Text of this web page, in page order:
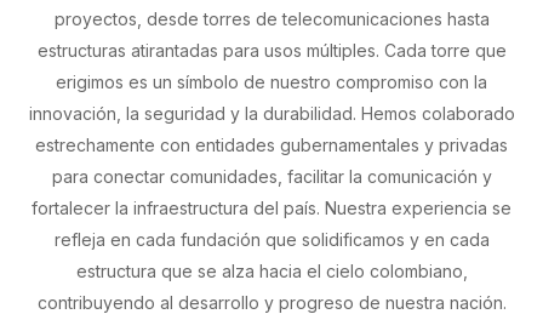
proyectos, desde torres de telecomunicaciones hasta
estructuras atirantadas para usos múltiples. Cada torre que
erigimos es un símbolo de nuestro compromiso con la
innovación, la seguridad y la durabilidad. Hemos colaborado
estrechamente con entidades gubernamentales y privadas
para conectar comunidades, facilitar la comunicación y
fortalecer la infraestructura del país. Nuestra experiencia se
refleja en cada fundación que solidificamos y en cada
estructura que se alza hacia el cielo colombiano,
contribuyendo al desarrollo y progreso de nuestra nación.